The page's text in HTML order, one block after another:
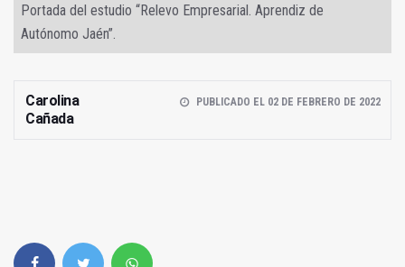
Portada del estudio “Relevo Empresarial. Aprendiz de
Autónomo Jaén”.
Carolina
Cañada
PUBLICADO EL 02 DE FEBRERO DE 2022